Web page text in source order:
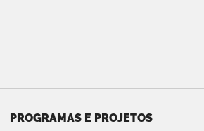
PROGRAMAS E PROJETOS